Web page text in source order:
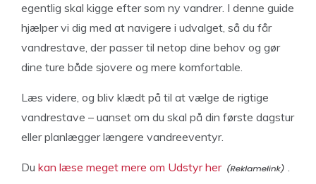
egentlig skal kigge efter som ny vandrer. I denne guide
hjælper vi dig med at navigere i udvalget, så du får
vandrestave, der passer til netop dine behov og gør
dine ture både sjovere og mere komfortable.
Læs videre, og bliv klædt på til at vælge de rigtige
vandrestave – uanset om du skal på din første dagstur
eller planlægger længere vandreeventyr.
Du kan læse meget mere om Udstyr her .